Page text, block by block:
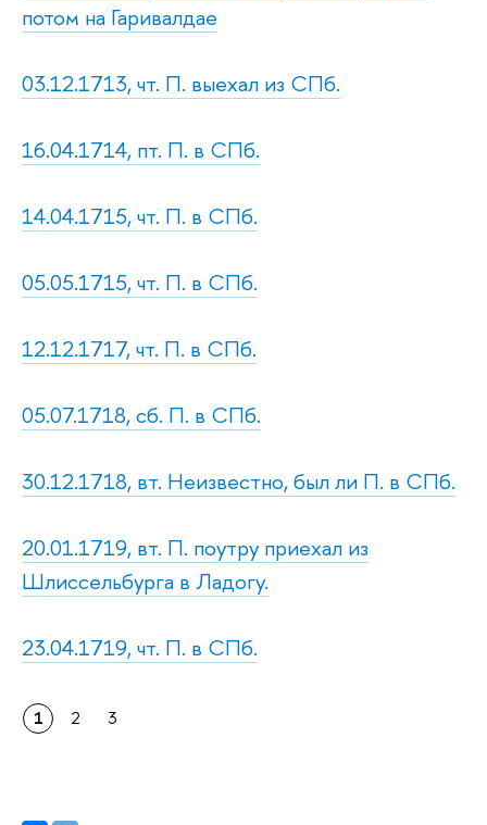
потом на Гаривалдае
03.12.1713, чт. П. выехал из СПб.
16.04.1714, пт. П. в СПб.
14.04.1715, чт. П. в СПб.
05.05.1715, чт. П. в СПб.
12.12.1717, чт. П. в СПб.
05.07.1718, сб. П. в СПб.
30.12.1718, вт. Неизвестно, был ли П. в СПб.
20.01.1719, вт. П. поутру приехал из
Шлиссельбурга в Ладогу.
23.04.1719, чт. П. в СПб.
1 2 3